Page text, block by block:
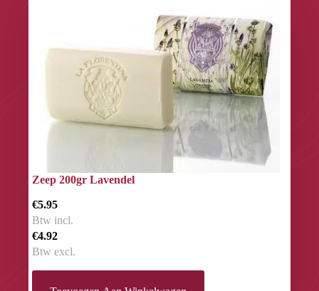
Zeep 200gr Lavendel
€5.95
Btw incl.
€4.92
Btw excl.